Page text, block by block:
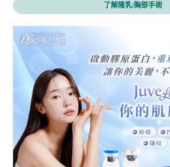
了解隆乳/胸部手術